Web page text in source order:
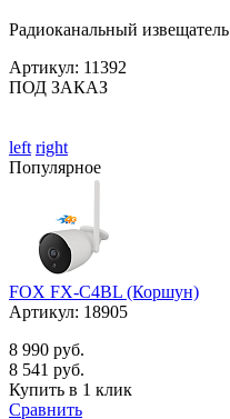
Радиоканальный извещатель
Артикул: 11392
ПОД ЗАКАЗ
left right
Популярное
FOX FX-C4BL (Коршун)
Артикул: 18905
8 990 руб.
8 541 руб.
Купить в 1 клик
Сравнить